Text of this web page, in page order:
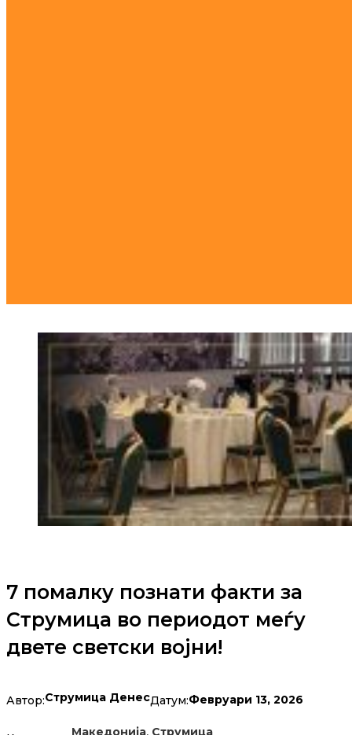
7 помалку познати факти за
Струмица во периодот меѓу
двете светски војни!
Автор:Струмица ДенесДатум:Февруари 13, 2026
Македонија, Струмица